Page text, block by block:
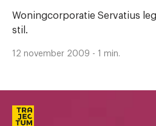
Woningcorporatie Servatius
stil.
12 november 2009 - 1 min.